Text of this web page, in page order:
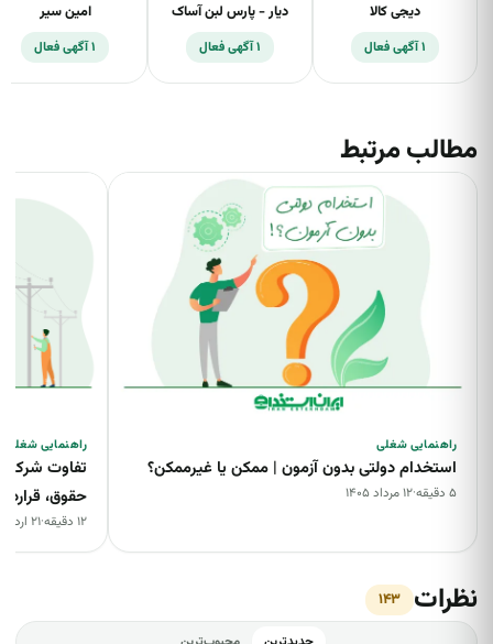
دیجی کالا
۱ آگهی فعال
دیار - پارس لبن آساک
۱ آگهی فعال
امین سیر
۱ آگهی فعال
مطالب مرتبط
راهنمایی شغلی
استخدام دولتی بدون آزمون | ممکن یا غیرممکن؟
۵ دقیقه ·۱۲ مرداد ۱۴۰۵
راهنمایی شغلی
تفاوت شرکت
حقوق،
۱۲ دقیقه ·۲۱ اردیبهشت ۱۴۰۵
نظرات ۱۴۳